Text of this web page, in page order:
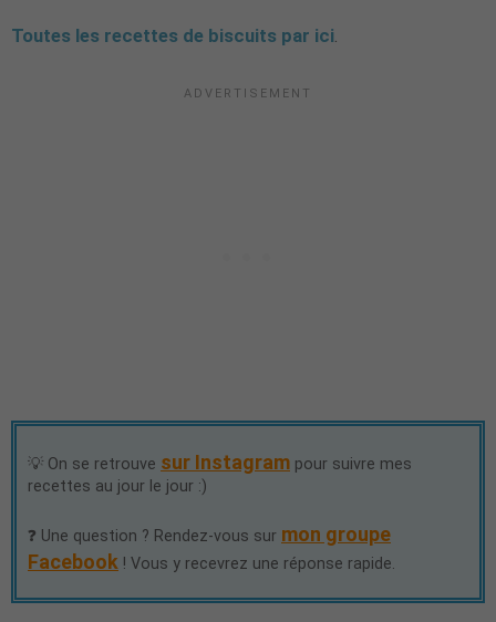
Toutes les recettes de biscuits par ici.
💡 On se retrouve sur Instagram pour suivre mes
recettes au jour le jour :)
❓ Une question ? Rendez-vous sur mon groupe
Facebook ! Vous y recevrez une réponse rapide.